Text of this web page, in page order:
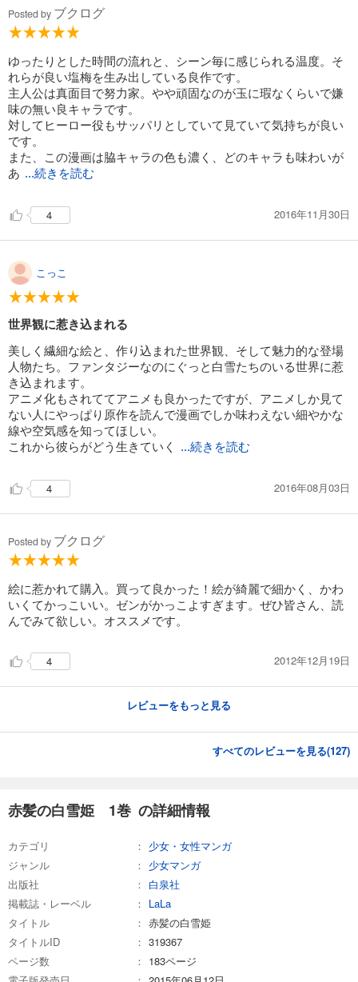
594円 (税込)
試し読み
あらすじを表示する
赤髪の白雪姫 22巻
594円 (税込)
カート
594円 (税込)
赤髪の白雪姫 24巻
594 円 (税込)
カート
試し読み
あらすじを表示する
赤髪の白雪姫 25巻
試し読み
594
円 (税込)
カート
Posted by ブクログ
ゆったりとした時間の流れと、シーン毎に感じられる温度。そ
れらが良い塩梅を生み出している良作です。
主人公は真面目で努力家。やや頑固なのが玉に瑕なくらいで嫌
味の無い良キャラです。
対してヒーロー役もサッパリとしていて見ていて気持ちが良い
です。
また、この漫画は脇キャラの色も濃く、どのキャラも味わいが
あ ...続きを読む
4 2016年11月30日
こっこ
世界観に惹き込まれる
美しく繊細な絵と、作り込まれた世界観、そして魅力的な登場
人物たち。ファンタジーなのにぐっと白雪たちのいる世界に惹
き込まれます。
アニメ化もされててアニメも良かったですが、アニメしか見て
ない人にやっぱり原作を読んで漫画でしか味わえない細やかな
線や空気感を知ってほしい。
これから彼らがどう生きていく
...続きを読む
4 2016年08月03日
Posted by ブクログ
絵に惹かれて購入。買って良かった！絵が綺麗で細かく、かわ
いくてかっこいい。ゼンがかっこよすぎます。ぜひ皆さん、読
んでみて欲しい。オススメです。
4 2012年12月19日
レビューをもっと見る
すべてのレビューを見る(127)
赤髪の白雪姫 1巻 の詳細情報
カテゴリ
少女・女性マンガ
ジャンル
少女マンガ
出版社
白泉社
掲載誌・レーベル
LaLa
タイトル
赤髪の白雪姫
タイトルID
319367
ページ数
183ページ